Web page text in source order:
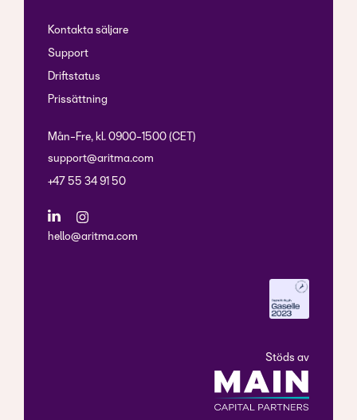
Kontakta säljare
Support
Driftstatus
Prissättning
Mån-Fre, kl. 0900-1500 (CET)
support@aritma.com
+47 55 34 91 50
hello@aritma.com
Stöds av